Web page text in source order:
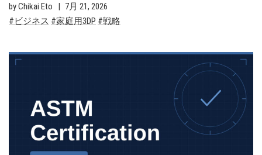
by Chikai Eto
7月 21, 2026
ビジネス
家庭用3DP 戦略